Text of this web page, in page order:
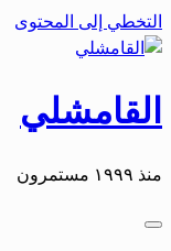
التخطي إلى المحتوى
القامشلي
منذ ١٩٩٩ مستمرون